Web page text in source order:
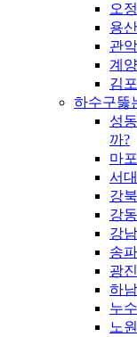
오
용
관
계
김
하수구뚫
성
까?
마
서
강
강
강
송
광
하
누
노